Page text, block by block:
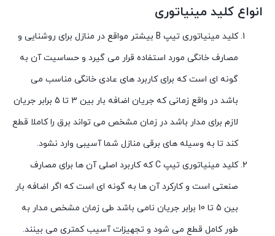
انواع کلید مینیاتوری
کلید مینیاتوری تیپ B بیشتر مواقع در منازل برای روشنایی و
مصارف خانگی مورد استفاده قرار می گیرد و حساسیت آن به
گونه ای است که برای کاربرد های عادی خانگی مناسب می
باشد در واقع زمانی که جریان اضافه بار بین 3 تا 5 برابر جریان
لازم برای مدار باشد در زمان مشخص می تواند برق را کاملا قطع
کند تا به وسیله های برقی منازل شما آسیبی وارد نشود.
کلید مینیاتوری تیپ C که کاربرد اصلی آن ها برای مصارف
صنعتی است و کارکرد آن ها به گونه ای است که اگر اضافه بار
بین 5 تا 10 برابر جریان نامی باشد طی زمان مشخص مدار به
طور کامل قطع می شود و تجهیزات آسیب کمتری می بینند.